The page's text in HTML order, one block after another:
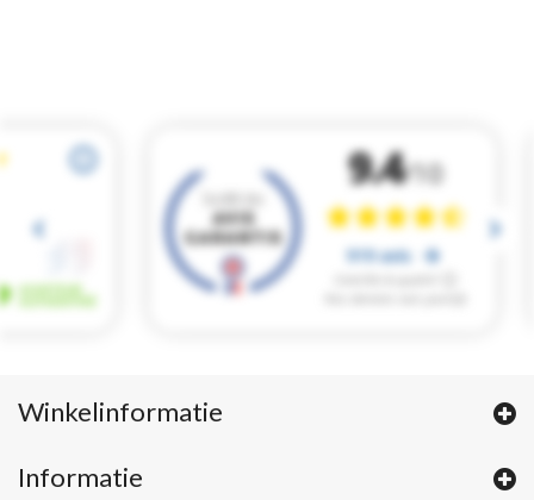
Winkelinformatie
Informatie